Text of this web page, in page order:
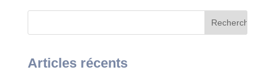
Articles récents